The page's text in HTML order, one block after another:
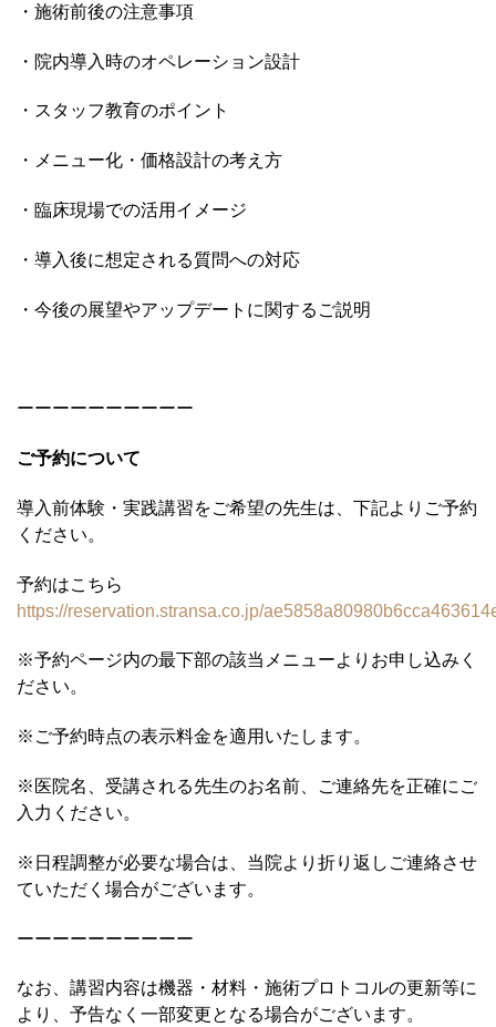
・施術前後の注意事項
・院内導入時のオペレーション設計
・スタッフ教育のポイント
・メニュー化・価格設計の考え方
・臨床現場での活用イメージ
・導入後に想定される質問への対応
・今後の展望やアップデートに関するご説明
ーーーーーーーーーー
ご予約について
導入前体験・実践講習をご希望の先生は、下記よりご予約
ください。
予約はこちら
https://reservation.stransa.co.jp/
※予約ページ内の最下部の該当メニューよりお申し込みく
ださい。
※ご予約時点の表示料金を適用いたします。
※医院名、受講される先生のお名前、ご連絡先を正確にご
入力ください。
※日程調整が必要な場合は、当院より折り返しご連絡させ
ていただく場合がございます。
ーーーーーーーーーー
なお、講習内容は機器・材料・施術プロトコルの更新等に
より、予告なく一部変更となる場合がございます。